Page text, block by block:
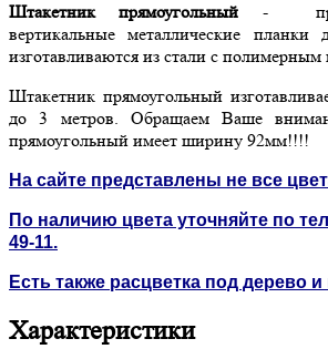
Штакетник прямоугольный -
вертикальные металлические планки
изготавливаются из стали с
Штакетник прямоугольный
до 3 метров. Обращаем Ваше
прямоугольный имеет ширину 92мм!!!!
На сайте представлены не все
По наличию цвета уточняйте по
49-11.
Есть также расцветка под дерево и
Характеристики